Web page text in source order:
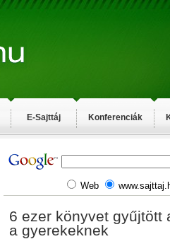
E-Sajttáj Konferenciák
Web
6 ezer könyvet gyűjtött
a gyerekeknek